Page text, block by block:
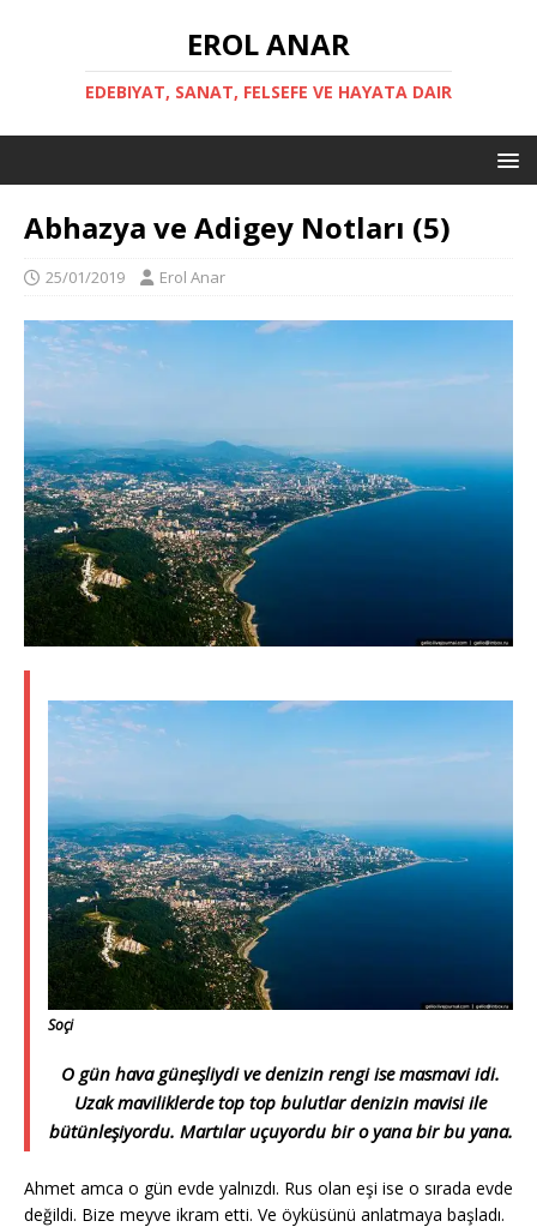
EROL ANAR
EDEBIYAT, SANAT, FELSEFE VE HAYATA DAIR
Abhazya ve Adigey Notları (5)
25/01/2019 Erol Anar
Soçi
O gün hava güneşliydi ve denizin rengi ise masmavi idi.
Uzak maviliklerde top top bulutlar denizin mavisi ile
bütünleşiyordu. Martılar uçuyordu bir o yana bir bu yana.
Ahmet amca o gün evde yalnızdı. Rus olan eşi ise o sırada evde
değildi. Bize meyve ikram etti. Ve öyküsünü anlatmaya başladı.